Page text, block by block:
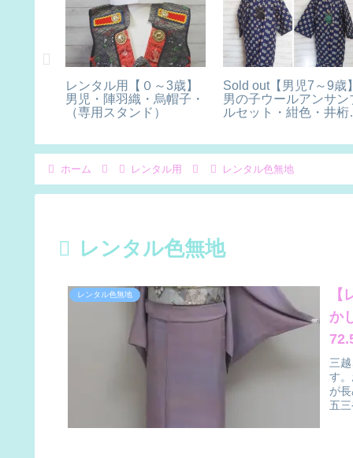
レンタル用【０～3歳】
男児・陣羽織・烏帽子・
（専用スタンド）
Sold out【男児7～9歳
男の子ウールアンサン
ルセット・紺色・井桁
ホーム レンタル用 レンタル色無地
レンタル色無地
レンタル色無地
か
三
す
が
五